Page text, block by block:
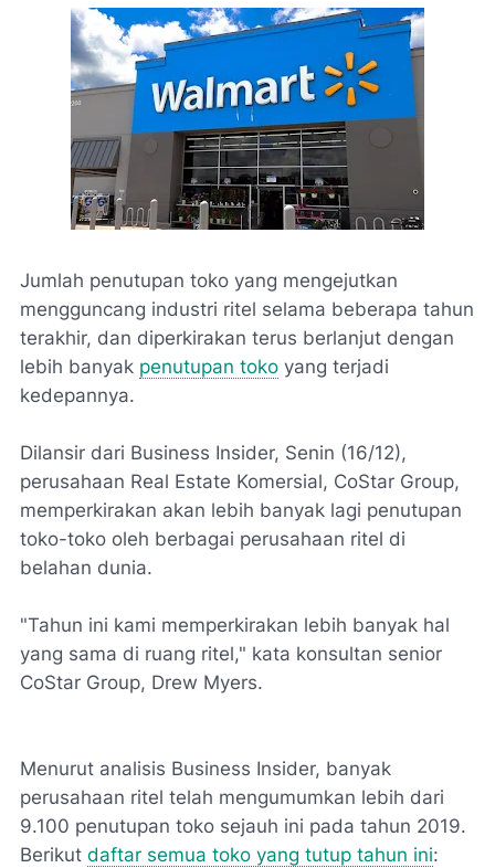
Jumlah penutupan toko yang mengejutkan
mengguncang industri ritel selama beberapa tahun
terakhir, dan diperkirakan terus berlanjut dengan
lebih banyak penutupan toko yang terjadi
kedepannya.
Dilansir dari Business Insider, Senin (16/12),
perusahaan Real Estate Komersial, CoStar Group,
memperkirakan akan lebih banyak lagi penutupan
toko-toko oleh berbagai perusahaan ritel di
belahan dunia.
"Tahun ini kami memperkirakan lebih banyak hal
yang sama di ruang ritel," kata konsultan senior
CoStar Group, Drew Myers.
Menurut analisis Business Insider, banyak
perusahaan ritel telah mengumumkan lebih dari
9.100 penutupan toko sejauh ini pada tahun 2019.
Berikut daftar semua toko yang tutup tahun ini: